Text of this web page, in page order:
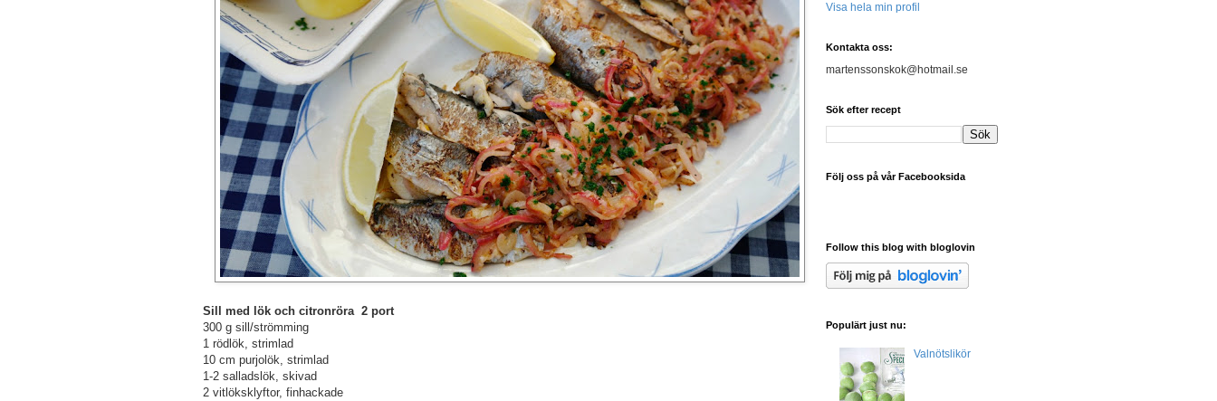
Sill med lök och citronröra 2 port
300 g sill/strömming
1 rödlök, strimlad
10 cm purjolök, strimlad
1-2 salladslök, skivad
2 vitlöksklyftor, finhackade
Visa hela min profil
Kontakta oss:
martenssonskok@hotmail.se
Sök efter recept
Följ oss på vår Facebooksida
Follow this blog with bloglovin
Populärt just nu:
Valnötslikör